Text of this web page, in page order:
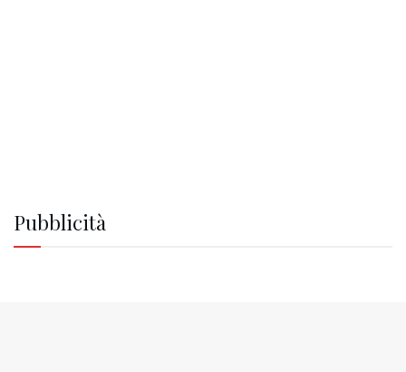
Pubblicità